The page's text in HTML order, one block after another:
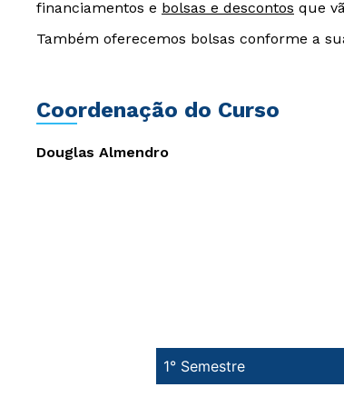
financiamentos e bolsas e descontos que
Também oferecemos bolsas conforme a
Coordenação do Curso
Douglas Almendro
1° Semestre